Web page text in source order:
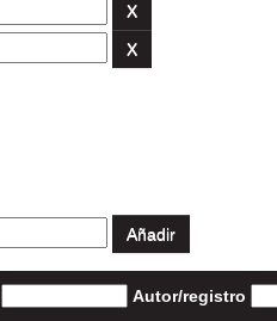
Autor/registro